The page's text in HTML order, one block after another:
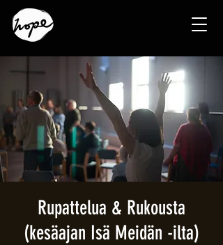
Rupattelua & Rukousta
(kesäajan Isä Meidän -ilta)